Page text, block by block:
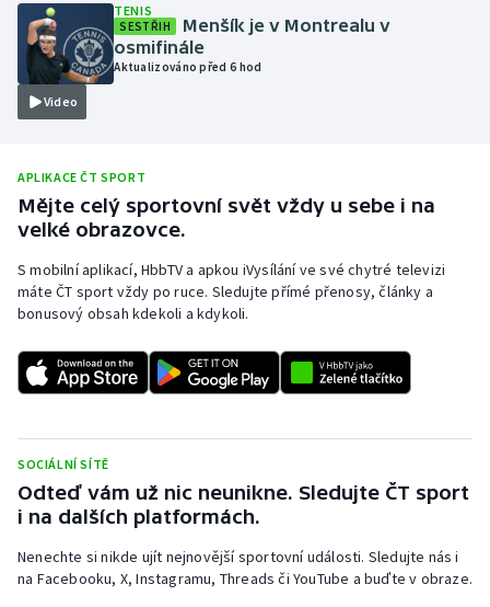
Lyže a snowboard
Moderní pětiboj
Motorsport
Olympijské hry
Parasport
Plavání
Ragby
Rychlobruslení
Rychlostní kanoistika
Short track
Video
TENIS
SESTŘIH
Menšík je v Montrealu v
osmifinále
Aktualizováno před 6 hod
APLIKACE ČT SPORT
Mějte celý sportovní svět vždy u sebe i na
velké obrazovce.
S mobilní aplikací, HbbTV a apkou iVysílání ve své chytré televizi
máte ČT sport vždy po ruce. Sledujte přímé přenosy, články a
bonusový obsah kdekoli a kdykoli.
SOCIÁLNÍ SÍTĚ
Odteď vám už nic neunikne. Sledujte ČT sport
i na dalších platformách.
Nenechte si nikde ujít nejnovější sportovní události. Sledujte nás i
na Facebooku, X, Instagramu, Threads či YouTube a buďte v obraze.